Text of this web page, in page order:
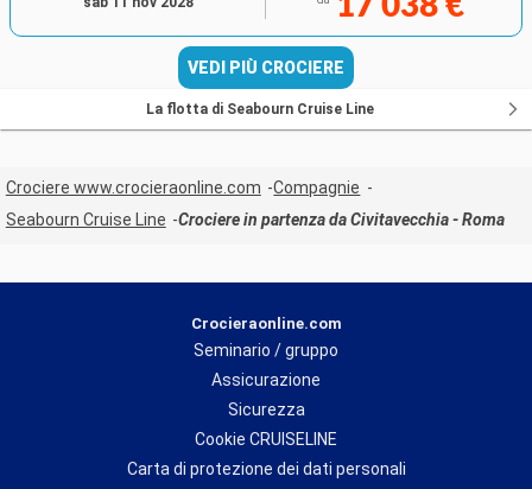
VEDI PIÙ CROCIERE
La flotta di Seabourn Cruise Line
Crociere www.crocieraonline.com
Compagnie
Seabourn Cruise Line
Crociere in partenza da Civitavecchia - Roma
Crocieraonline.com
Seminario / gruppo
Assicurazione
Sicurezza
Cookie CRUISELINE
Carta di protezione dei dati personali